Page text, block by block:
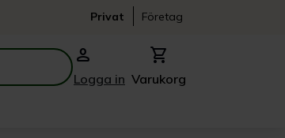
Privat Företag
person
Logga in
shopping_cart
Varukorg